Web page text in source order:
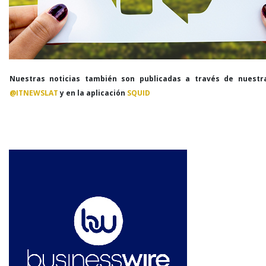
Nuestras noticias también son publicadas a través de
@ITNEWSLATy en la aplicación SQUID